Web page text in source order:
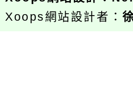
Xoops網站設計者：